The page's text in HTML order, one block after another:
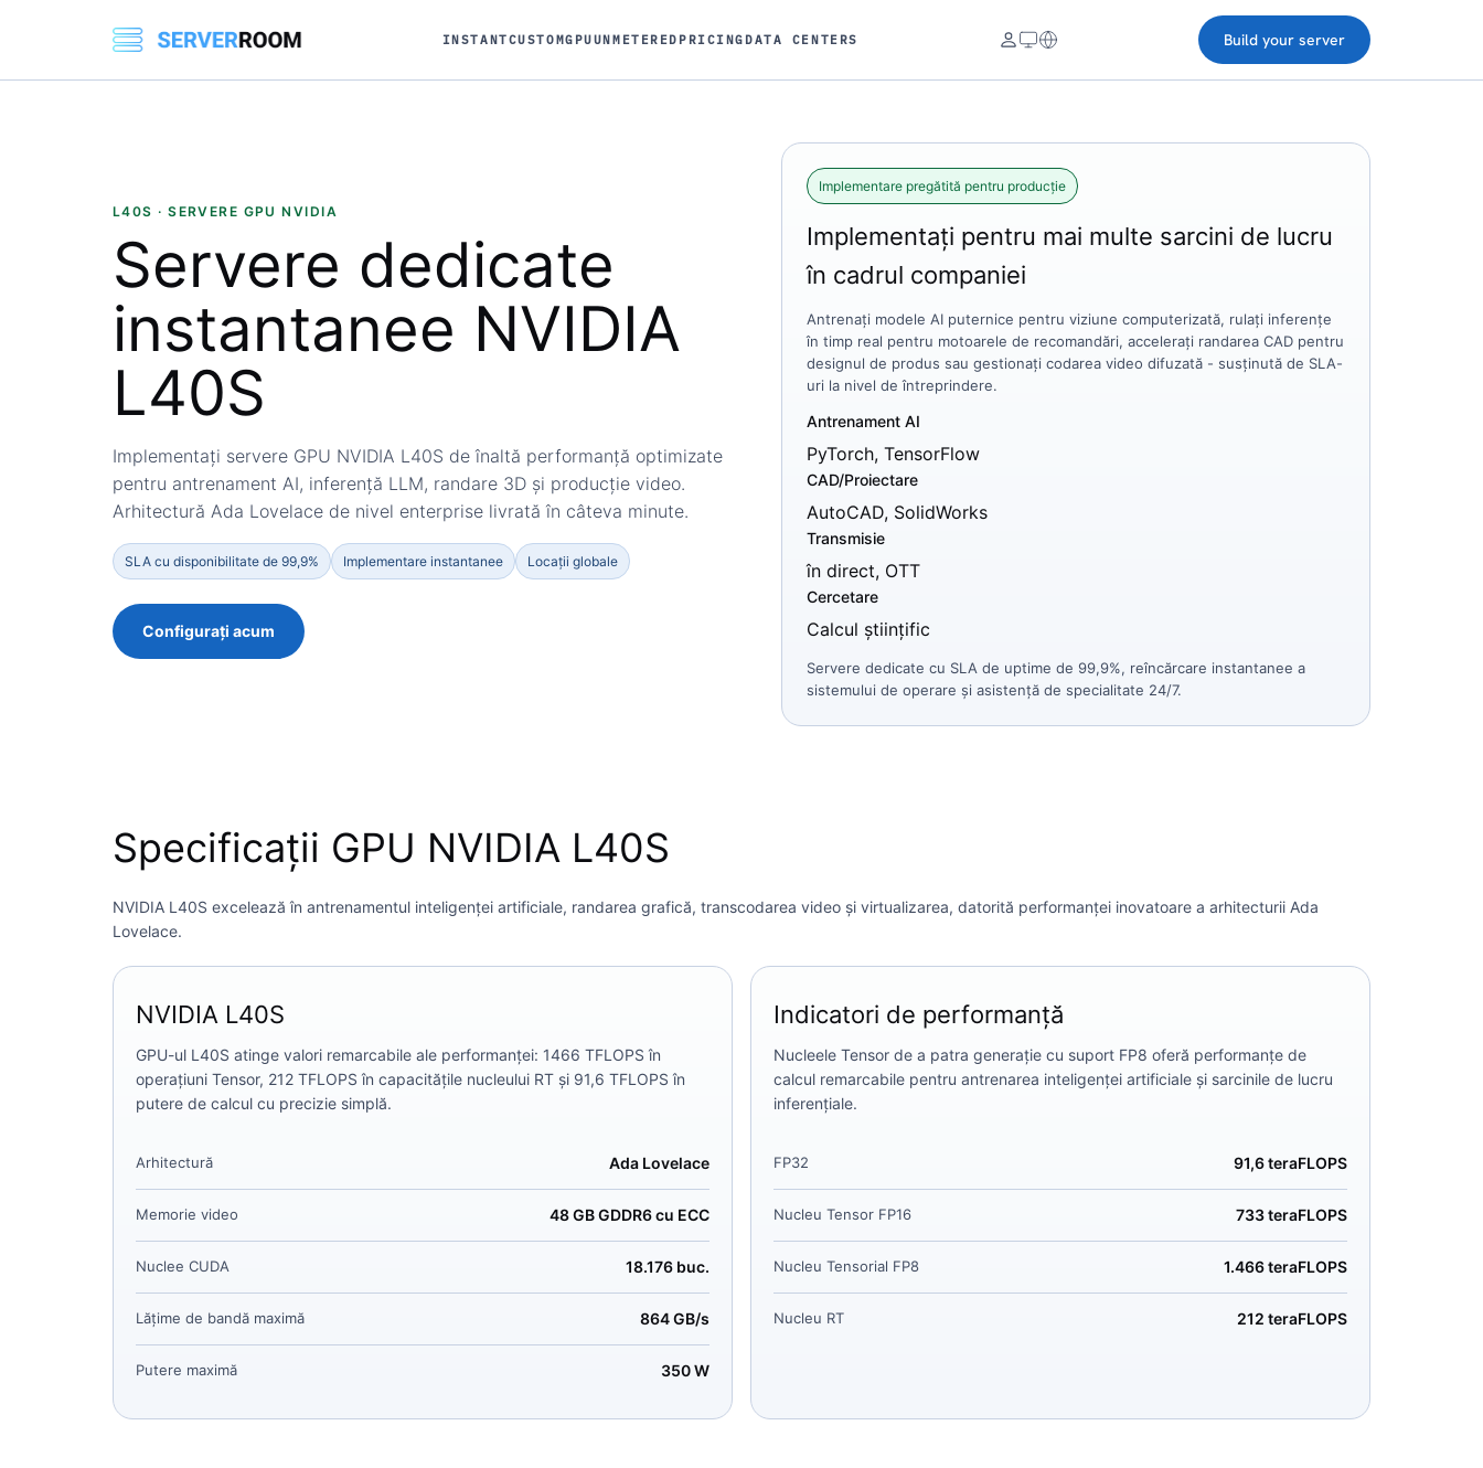
INSTANTCUSTOMGPUUNMETERED PRICING DATA CENTERS Build your server
L40S · SERVERE GPU NVIDIA
Servere dedicate
instantanee NVIDIA
L40S
Implementați servere GPU NVIDIA L40S de înaltă performanță optimizate
pentru antrenament AI, inferență LLM, randare 3D și producție video.
Arhitectură Ada Lovelace de nivel enterprise livrată în câteva minute.
SLA cu disponibilitate de 99,9% Implementare instantanee Locații globale
Configurați acum
Implementare pregătită pentru producție
Implementați pentru mai multe sarcini de lucru
în cadrul companiei
Antrenați modele AI puternice pentru viziune computerizată, rulați inferențe
în timp real pentru motoarele de recomandări, accelerați randarea CAD pentru
designul de produs sau gestionați codarea video difuzată - susținută de SLA-
uri la nivel de întreprindere.
Antrenament AI
PyTorch, TensorFlow
CAD/Proiectare
AutoCAD, SolidWorks
Transmisie
în direct, OTT
Cercetare
Calcul științific
Servere dedicate cu SLA de uptime de 99,9%, reîncărcare instantanee a
sistemului de operare și asistență de specialitate 24/7.
Specificații GPU NVIDIA L40S
NVIDIA L40S excelează în antrenamentul inteligenței artificiale, randarea grafică, transcodarea video și virtualizarea, datorită performanței inovatoare a arhitecturii Ada
Lovelace.
NVIDIA L40S
GPU-ul L40S atinge valori remarcabile ale performanței: 1466 TFLOPS în
operațiuni Tensor, 212 TFLOPS în capacitățile nucleului RT și 91,6 TFLOPS în
putere de calcul cu precizie simplă.
Arhitectură Ada Lovelace
Memorie video 48 GB GDDR6 cu ECC
Nuclee CUDA 18.176 buc.
Lățime de bandă maximă 864 GB/s
Putere maximă 350 W
Indicatori de performanță
Nucleele Tensor de a patra generație cu suport FP8 oferă performanțe de
calcul remarcabile pentru antrenarea inteligenței artificiale și sarcinile de lucru
inferențiale.
FP32 91,6 teraFLOPS
Nucleu Tensor FP16 733 teraFLOPS
Nucleu Tensorial FP8 1.466 teraFLOPS
Nucleu RT 212 teraFLOPS